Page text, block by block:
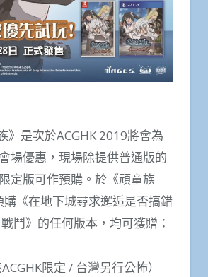
》是次於ACGHK 2019將會為
場優惠，現場除提供普通版的
定版可作預購。於《頑童族
《在地下城尋求邂逅是否搞錯
鬥》的任何版本，均可獲贈：
限定 / 台灣另行公怖）